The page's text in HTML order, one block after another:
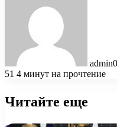
admin
51 4 минут на прочтение
Читайте еще